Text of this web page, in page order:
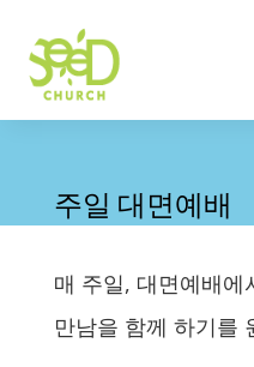
주일 대면예배
매 주일, 대면예배에
만남을 함께 하기를